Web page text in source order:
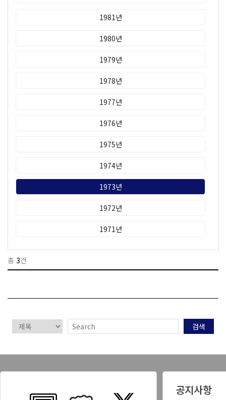
1981년
1980년
1979년
1978년
1977년
1976년
1975년
1974년
1973년
1972년
1971년
총 3건
검색
공지사항